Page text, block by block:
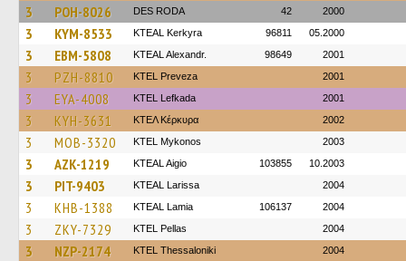
3 POH-8026 DES RODA 42 2000
3 KYM-8533 KTEAL Kerkyra 96811 05.2000
3 EBM-5808 KTEAL Alexandr. 98649 2001
3 PZH-8810 KTEL Preveza 2001
3 EYA-4008 KTEL Lefkada 2001
3 KYH-3631 ΚΤΕΛ Κέρκυρα 2002
3 MOB-3320 KTEL Mykonos 2003
3 AZK-1219 KTEAL Aigio 103855 10.2003
3 PIT-9403 KTEAL Larissa 2004
3 KHB-1388 KTEAL Lamia 106137 2004
3 ZKY-7329 KTEL Pellas 2004
3 NZP-2174 KTEL Thessaloniki 2004